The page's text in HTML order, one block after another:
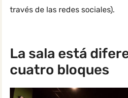
través de las redes sociales).
La sala está
cuatro bloques